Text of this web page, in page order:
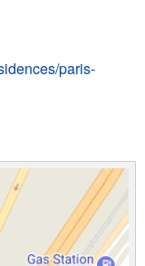
paris-